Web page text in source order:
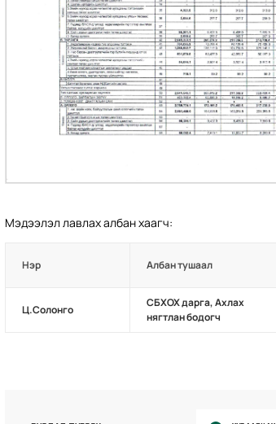
Мэдээлэл лавлах албан хаагч:
Нэр Албан тушаал
Ц.Солонго
СБХОХ дарга, Ахлах
нягтлан бодогч